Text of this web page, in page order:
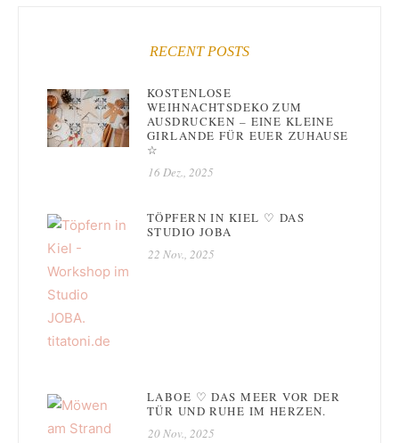
RECENT POSTS
KOSTENLOSE
WEIHNACHTSDEKO ZUM
AUSDRUCKEN – EINE KLEINE
GIRLANDE FÜR EUER ZUHAUSE
☆
16 Dez., 2025
TÖPFERN IN KIEL ♡ DAS
STUDIO JOBA
22 Nov., 2025
LABOE ♡ DAS MEER VOR DER
TÜR UND RUHE IM HERZEN.
20 Nov., 2025